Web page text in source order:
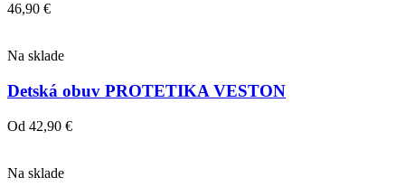
46,90 €
Na sklade
Detská obuv PROTETIKA VESTON
Od 42,90 €
Na sklade